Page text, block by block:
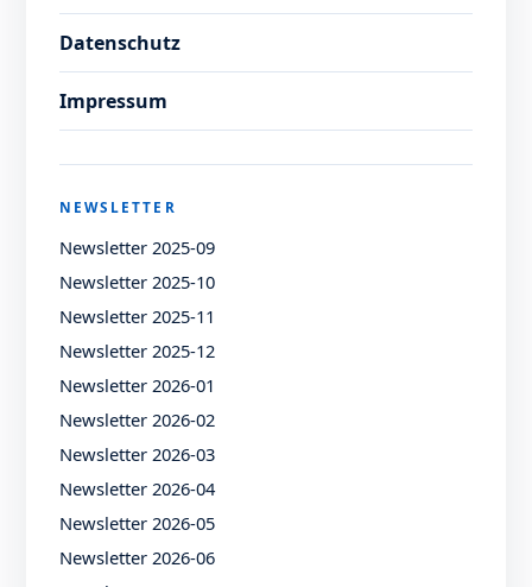
Datenschutz
Impressum
NEWSLETTER
Newsletter 2025-09
Newsletter 2025-10
Newsletter 2025-11
Newsletter 2025-12
Newsletter 2026-01
Newsletter 2026-02
Newsletter 2026-03
Newsletter 2026-04
Newsletter 2026-05
Newsletter 2026-06